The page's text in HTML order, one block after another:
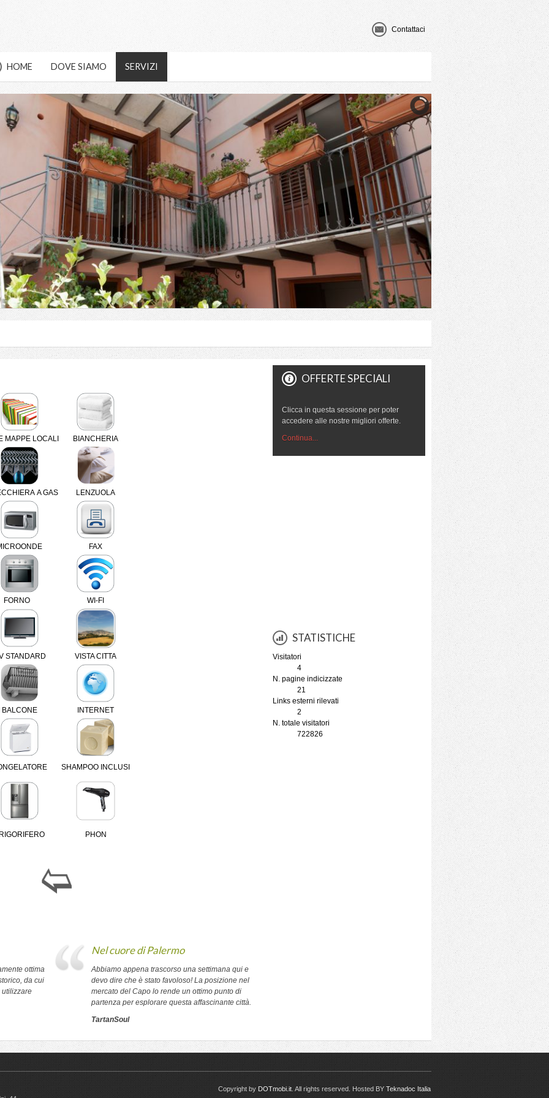
Contattaci
HOME DOVE SIAMO SERVIZI
MAPPE LOCALI BIANCHERIA
A GAS LENZUOLA
FAX
FORNO WI-FI
STANDARD VISTA CITTA
BALCONE INTERNET
SHAMPOO INCLUSI
PHON
ottima
da cui
utilizzare
Nel cuore di Palermo
Abbiamo appena trascorso una settimana qui e
devo dire che è stato favoloso! La posizione nel
mercato del Capo lo rende un ottimo punto di
partenza per esplorare questa affascinante città.
TartanSoul
OFFERTE SPECIALI
Clicca in questa sessione per poter
accedere alle nostre migliori offerte.
Continua...
STATISTICHE
Visitatori
4
N. pagine indicizzate
21
Links esterni rilevati
2
N. totale visitatori
722826
Copyright by DOTmobi.it . All rights reserved. Hosted BY Teknadoc Italia